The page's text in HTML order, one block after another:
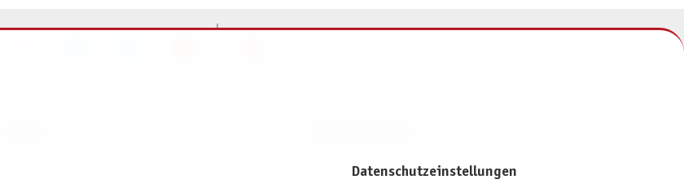
Impressum
Datenschutzeinstellungen